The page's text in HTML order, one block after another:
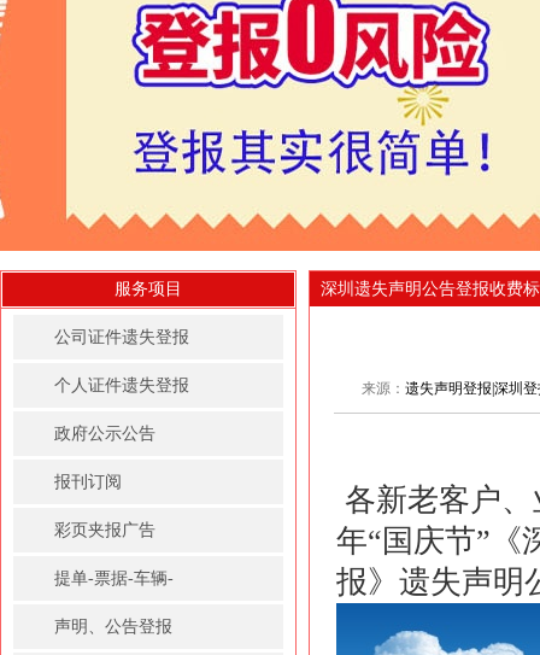
服务项目
公司证件遗失登报
个人证件遗失登报
政府公示公告
报刊订阅
彩页夹报广告
提单-票据-车辆-
房屋租赁凭证登报
声明、公告登报
深圳遗失声明公告登报收费
来源： 遗失声明登报|深圳登
年“国庆节”
报》 遗失声明